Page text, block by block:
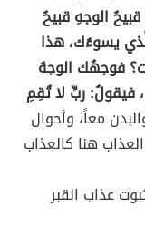
الوجهِ قبيحُ
يسوءُك، هذا
فوجهُك الوجهُ
فيقولُ: ربِّ لا تُقِمِ
معاً، وأحوال
هنا كالعذاب
عذاب القبر